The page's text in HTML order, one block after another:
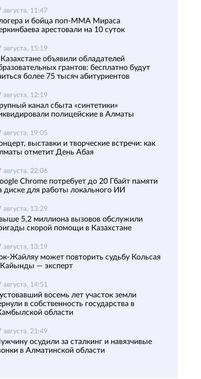
августа, 11:47
и бойца поп-ММА Мираса
арестовали на 10 суток
августа, 15:19
Казахстане объявили обладателей
грантов: бесплатно будут
более 75 тысяч абитуриентов
августа, 12:19
канал сбыта «синтетики»
полицейские в Алматы
августа, 19:05
выставки и творческие встречи: как
отметит День Абая
августа, 22:06
Chrome потребует до 20 Гбайт памяти
диске для работы локального ИИ
августа, 13:29
5,2 миллиона вызовов обслужили
скорой помощи в Казахстане
августа, 13:19
Жайляу может повторить судьбу Кольсая
— эксперт
августа, 14:51
восемь лет участок земли
в собственность государства в
области
августа, 21:49
осудили за сталкинг и навязчивые
в Алматинской области